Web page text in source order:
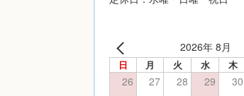
2026年 8月
日 月 火 水 木
26 27 28 29 30